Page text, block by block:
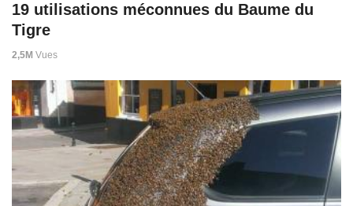
19 utilisations méconnues du Baume du
Tigre
2,5M Vues